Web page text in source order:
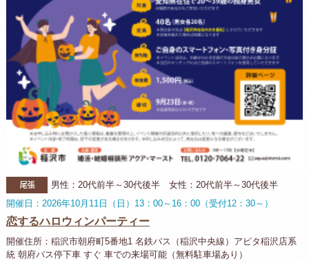
尾張
男性：20代前半～30代後半 女性：20代前半～30代後半
開催日：2026年10月11日（日）13：00～16：00（受付12：30～）
恋するハロウィンパーティー
開催住所：稲沢市朝府町5番地1 名鉄バス（稲沢中央線）アピタ稲沢店系
統 朝府バス停下車 すぐ 車での来場可能（無料駐車場あり）